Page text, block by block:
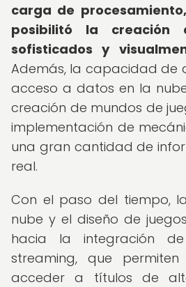
carga de
posibilitó la creación
sofisticados y
Además, la capacidad de
acceso a datos en la
creación de mundos de
implementación de
una gran cantidad de
real.
Con el paso del tiempo,
nube y el diseño de
hacia la integración
streaming, que
acceder a títulos de